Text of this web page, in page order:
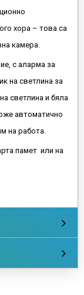
хора – това са
камера.
с аларма за
на светлина за
светлина и бяла
автоматично
на работа.
памет или на